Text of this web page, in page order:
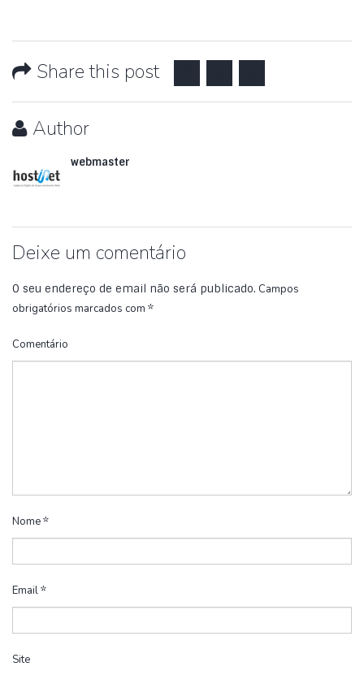
Share this post
Author
webmaster
Deixe um comentário
O seu endereço de email não será publicado. Campos
obrigatórios marcados com *
Comentário
Nome*
Email*
Site